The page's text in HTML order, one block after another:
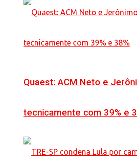
Quaest: ACM Neto e
tecnicamente com 39% e